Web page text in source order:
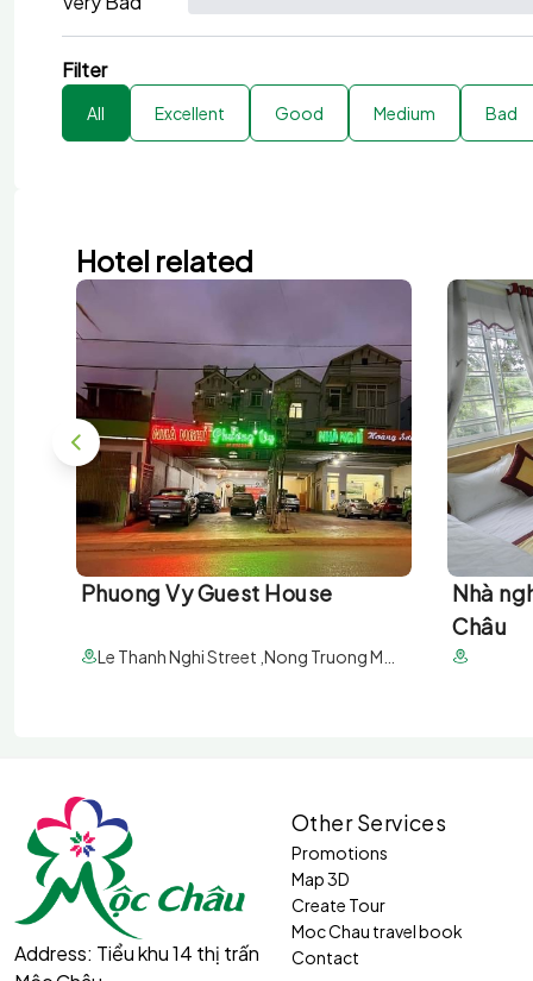
Filter
All Excellent Good Medium Bad
Hotel related
Phuong Vy Guest House
Nhà
Châu
Address: Tiểu khu 14 thị trấn
Other Services
Promotions
Map 3D
Create Tour
Moc Chau travel book
Contact